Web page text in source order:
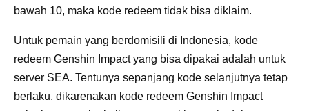
bawah 10, maka kode redeem tidak bisa diklaim.
Untuk pemain yang berdomisili di Indonesia, kode
redeem Genshin Impact yang bisa dipakai adalah untuk
server SEA. Tentunya sepanjang kode selanjutnya tetap
berlaku, dikarenakan kode redeem Genshin Impact